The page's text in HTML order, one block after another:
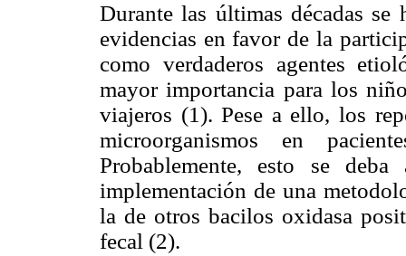
Durante las últimas décadas se
evidencias en favor de la
como verdaderos agentes
mayor importancia para los
viajeros (1). Pese a ello, los
microorganismos en
Probablemente, esto se
implementación de una
la de otros bacilos oxidasa
fecal (2).